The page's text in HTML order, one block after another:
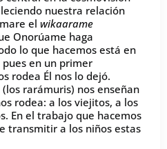
nuestra relación
el wikaarame
Onorúame haga
lo que hacemos está en
en un primer
rodea Él nos lo dejó.
rarámuris) nos enseñan
rodea: a los viejitos, a los
En el trabajo que hacemos
transmitir a los niños estas